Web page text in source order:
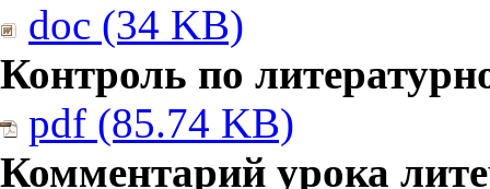
doc (34 KB)
Контроль по
pdf (85.74 KB)
Комментарий урока